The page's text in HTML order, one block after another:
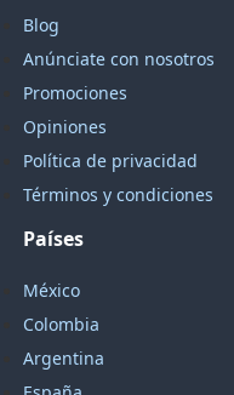
Blog
Anúnciate con nosotros
Promociones
Opiniones
Política de privacidad
Términos y condiciones
Países
México
Colombia
Argentina